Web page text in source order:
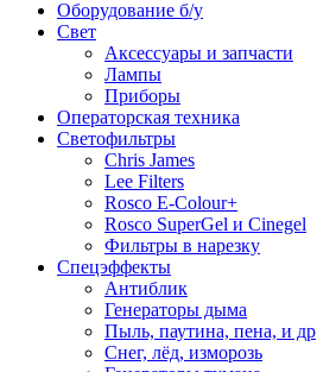
Оборудование б/у
Свет
Аксессуары и запчасти
Лампы
Приборы
Операторская техника
Светофильтры
Chris James
Lee Filters
Rosco E-Colour+
Rosco SuperGel и Cinegel
Фильтры в нарезку
Спецэффекты
Антиблик
Генераторы дыма
Пыль, паутина, пена, и др
Снег, лёд, изморозь